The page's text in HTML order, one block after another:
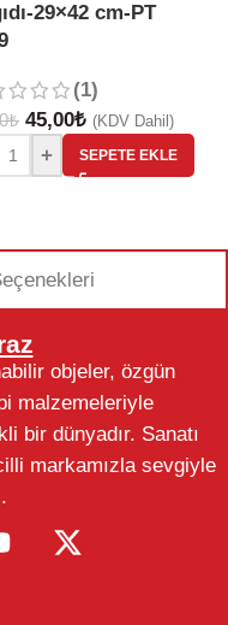
29×42 cm-PT
(1)
₺ 45,00₺ (KDV Dahil)
+ SEPETE EKLE
objeler, özgün
malzemeleriyle
bir dünyadır. Sanatı
markamızla sevgiyle